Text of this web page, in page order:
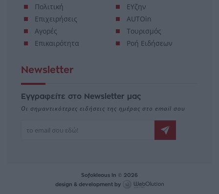
Πολιτική
Επιχειρήσεις
Αγορές
Επικαιρότητα
ΕΥζην
AUTOin
Τουρισμός
Ροή Ειδήσεων
Newsletter
Εγγραφείτε στο Newsletter μας
Οι σημαντικότερες ειδήσεις της ημέρας στο email σου
Sofokleous In © 2026
design & development by